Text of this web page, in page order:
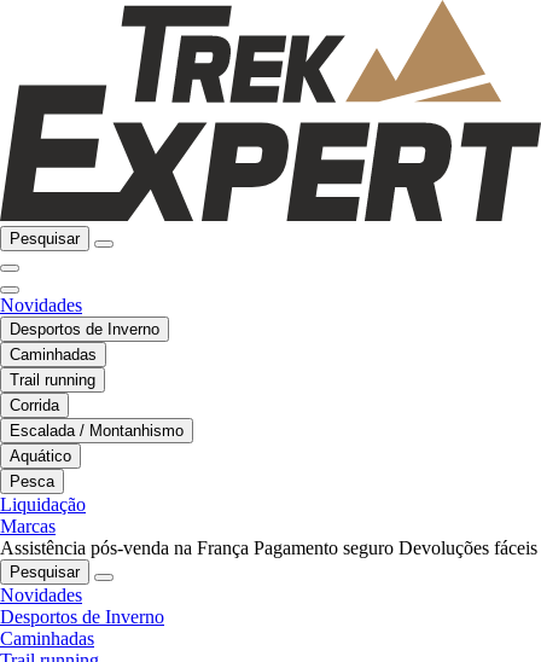
Pesquisar
Novidades
Desportos de Inverno
Caminhadas
Trail running
Corrida
Escalada / Montanhismo
Aquático
Pesca
Liquidação
Marcas
Assistência pós-venda na França Pagamento seguro Devoluções fáceis
Pesquisar
Novidades
Desportos de Inverno
Caminhadas